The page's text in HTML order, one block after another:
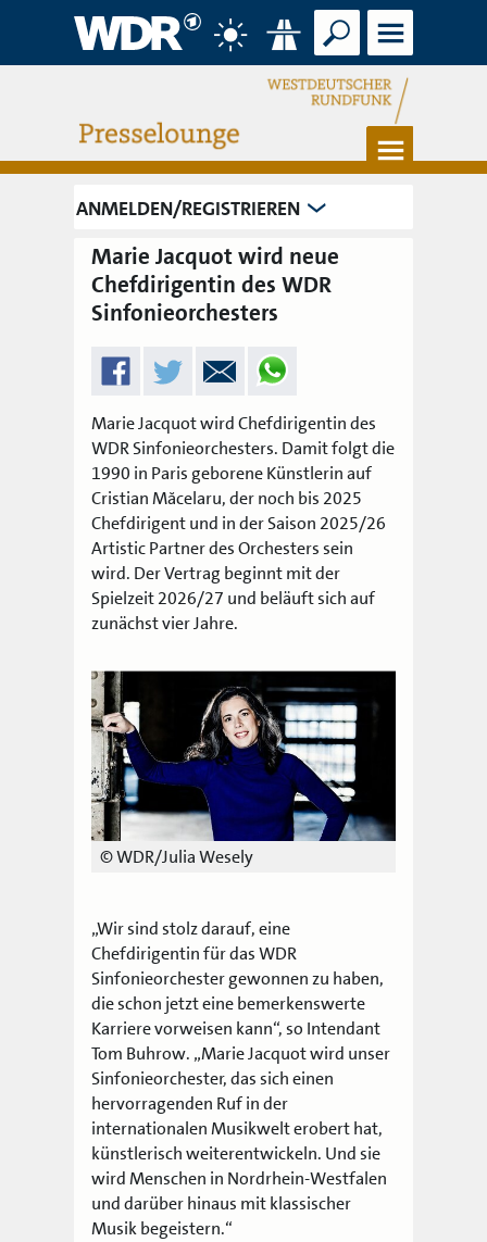
Verkehr
Suche Menü
Menü
ANMELDEN/REGISTRIEREN
Marie Jacquot wird neue
Chefdirigentin des WDR
Sinfonieorchesters
Marie Jacquot wird Chefdirigentin des
WDR Sinfonieorchesters. Damit folgt die
1990 in Paris geborene Künstlerin auf
Cristian Măcelaru, der noch bis 2025
Chefdirigent und in der Saison 2025/26
Artistic Partner des Orchesters sein
wird. Der Vertrag beginnt mit der
Spielzeit 2026/27 und beläuft sich auf
zunächst vier Jahre.
© WDR/Julia Wesely
„Wir sind stolz darauf, eine
Chefdirigentin für das WDR
Sinfonieorchester gewonnen zu haben,
die schon jetzt eine bemerkenswerte
Karriere vorweisen kann“, so Intendant
Tom Buhrow. „Marie Jacquot wird unser
Sinfonieorchester, das sich einen
hervorragenden Ruf in der
internationalen Musikwelt erobert hat,
künstlerisch weiterentwickeln. Und sie
wird Menschen in Nordrhein-Westfalen
und darüber hinaus mit klassischer
Musik begeistern.“